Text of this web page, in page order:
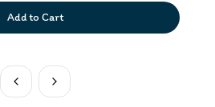
Add to Cart